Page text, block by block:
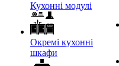
Кухонні модулі
Окремі кухонні
шкафи